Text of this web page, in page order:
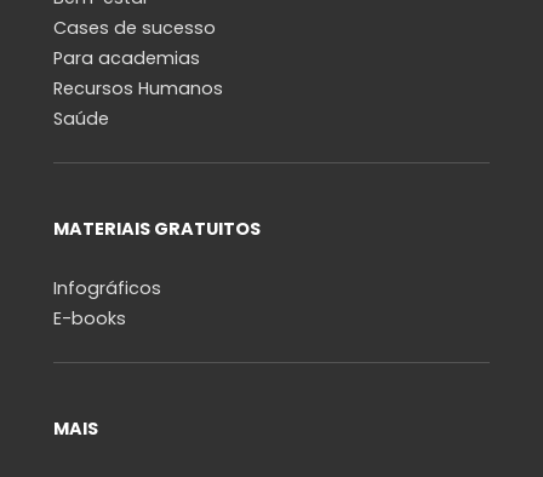
Cases de sucesso
Para academias
Recursos Humanos
Saúde
MATERIAIS GRATUITOS
Infográficos
E-books
MAIS